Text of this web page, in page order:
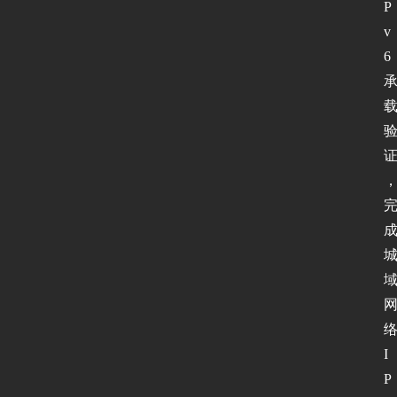
P
v
6
承
载
验
证
，
完
成
城
域
网
络
I
P